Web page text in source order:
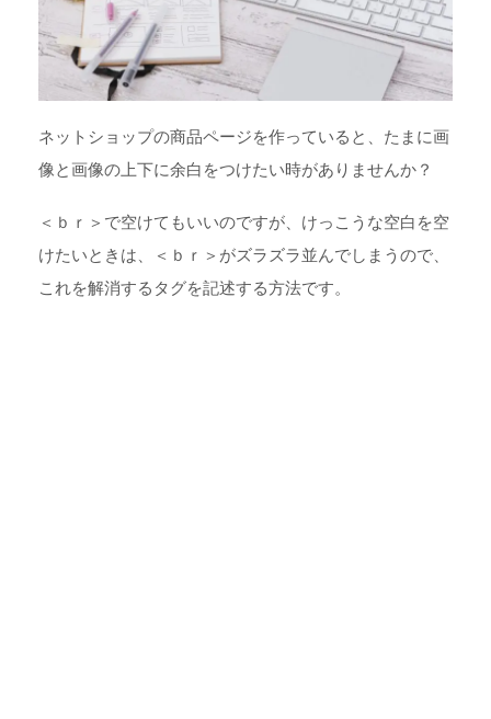
ネットショップの商品ページを作っていると、たまに画
像と画像の上下に余白をつけたい時がありませんか？
＜ｂｒ＞で空けてもいいのですが、けっこうな空白を空
けたいときは、＜ｂｒ＞がズラズラ並んでしまうので、
これを解消するタグを記述する方法です。